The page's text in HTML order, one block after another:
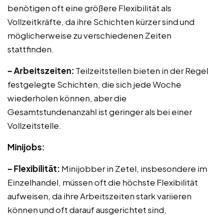
benötigen oft eine größere Flexibilität als
Vollzeitkräfte, da ihre Schichten kürzer sind und
möglicherweise zu verschiedenen Zeiten
stattfinden.
– Arbeitszeiten: Teilzeitstellen bieten in der Regel
festgelegte Schichten, die sich jede Woche
wiederholen können, aber die
Gesamtstundenanzahl ist geringer als bei einer
Vollzeitstelle.
Minijobs:
– Flexibilität: Minijobber in Zetel, insbesondere im
Einzelhandel, müssen oft die höchste Flexibilität
aufweisen, da ihre Arbeitszeiten stark variieren
können und oft darauf ausgerichtet sind,